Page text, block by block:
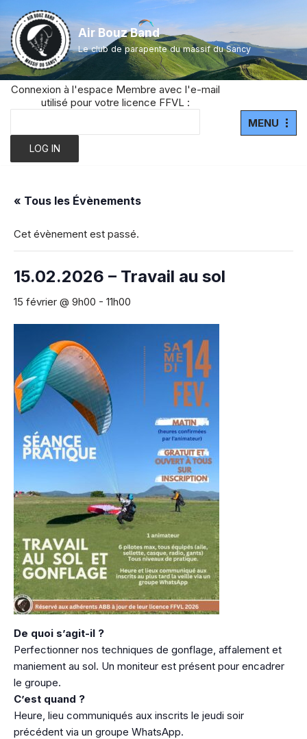
Aller
au
contenu
Air Bouz Band
Le club de parapente du massif du Sancy
Connexion à l'espace Membre avec l'e-mail
utilisé pour votre licence FFVL :
MENU
« Tous les Évènements
Cet évènement est passé.
15.02.2026 – Travail au sol
15 février @ 9h00 - 11h00
De quoi s’agit-il ?
Perfectionner nos techniques de gonflage, affalement et
maniement au sol. Un moniteur est présent pour encadrer
le groupe.
C’est quand ?
Heure, lieu communiqués aux inscrits le jeudi soir
précédent via un groupe WhatsApp.